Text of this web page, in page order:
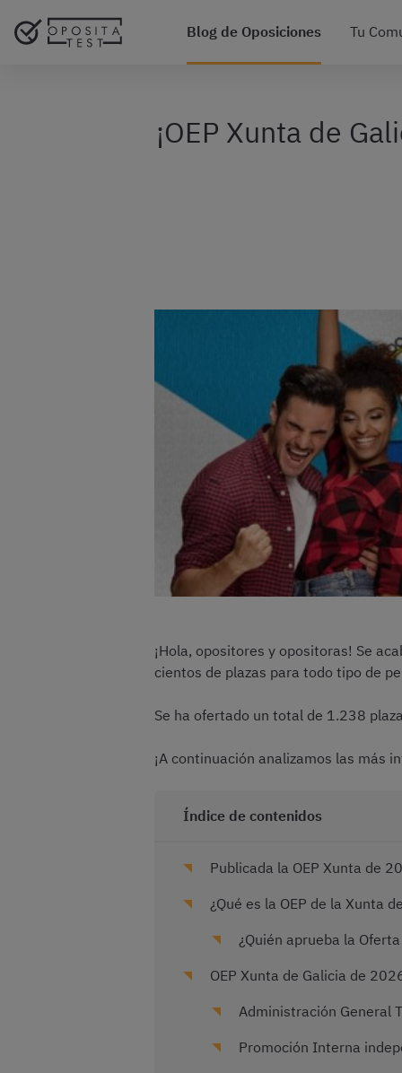
Blog de Oposiciones Tu
¡OEP Xunta de
¡Hola, opositores y opositoras! Se
cientos de plazas para todo tipo de
Se ha ofertado un total de 1.238
¡A continuación analizamos las más
Índice de contenidos
Publicada la OEP Xunta de
¿Qué es la OEP de la Xunta
¿Quién aprueba la
OEP Xunta de Galicia de
Administración General
Promoción Interna